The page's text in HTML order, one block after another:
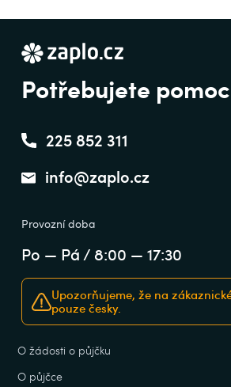
Potřebujete
225 852 311
info@zaplo.cz
Provozní doba
Po — Pá / 8:00 — 17:30
Upozorňujeme, že na
pouze česky.
O žádosti o půjčku
O půjčce